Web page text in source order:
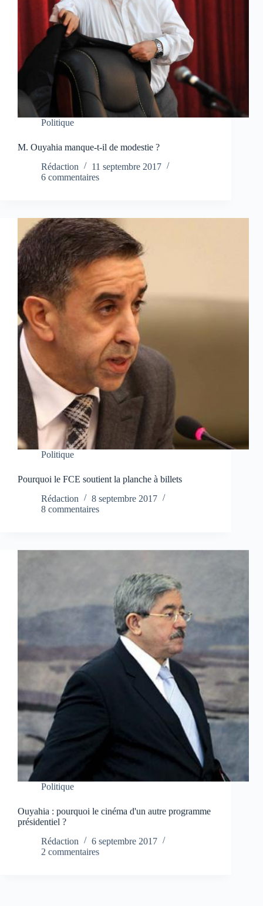
Politique
M. Ouyahia manque-t-il de modestie ?
Rédaction
11 septembre 2017
6 commentaires
Politique
Pourquoi le FCE soutient la planche à billets
Rédaction
8 septembre 2017
8 commentaires
Politique
Ouyahia : pourquoi le cinéma d'un autre programme
présidentiel ?
Rédaction
6 septembre 2017
2 commentaires